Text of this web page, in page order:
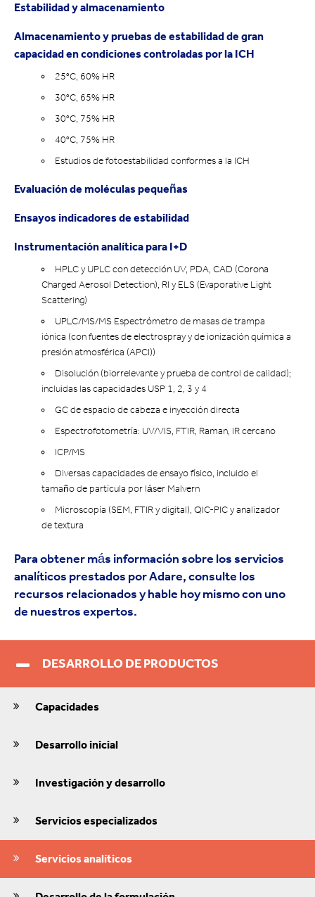
Estabilidad y almacenamiento
Almacenamiento y pruebas de estabilidad de gran
capacidad en condiciones controladas por la ICH
25°C, 60% HR
30°C, 65% HR
30°C, 75% HR
40°C, 75% HR
Estudios de fotoestabilidad conformes a la ICH
Evaluación de moléculas pequeñas
Ensayos indicadores de estabilidad
Instrumentación analítica para I+D
HPLC y UPLC con detección UV, PDA, CAD (Corona
Charged Aerosol Detection), RI y ELS (Evaporative Light
Scattering)
UPLC/MS/MS Espectrómetro de masas de trampa
iónica (con fuentes de electrospray y de ionización química a
presión atmosférica (APCI))
Disolución (biorrelevante y prueba de control de calidad);
incluidas las capacidades USP 1, 2, 3 y 4
GC de espacio de cabeza e inyección directa
Espectrofotometría: UV/VIS, FTIR, Raman, IR cercano
ICP/MS
Diversas capacidades de ensayo físico, incluido el
tamaño de partícula por láser Malvern
Microscopía (SEM, FTIR y digital), QIC-PIC y analizador
de textura
Para obtener más información sobre los servicios
analíticos prestados por Adare, consulte los
recursos relacionados y hable hoy mismo con uno
de nuestros expertos.
DESARROLLO DE PRODUCTOS
Capacidades
Desarrollo inicial
Investigación y desarrollo
Servicios especializados
Servicios analíticos